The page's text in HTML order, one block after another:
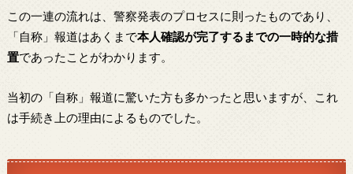
この一連の流れは、警察発表のプロセスに則ったものであり、
「自称」報道はあくまで本人確認が完了するまでの一時的な措
置であったことがわかります。
当初の「自称」報道に驚いた方も多かったと思いますが、これ
は手続き上の理由によるものでした。